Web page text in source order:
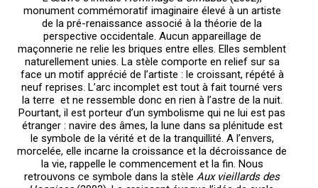
monument commémoratif imaginaire élevé à un artiste
de la pré-renaissance associé à la théorie de la
perspective occidentale. Aucun appareillage de
maçonnerie ne relie les briques entre elles. Elles semblent
naturellement unies. La stèle comporte en relief sur sa
face un motif apprécié de l’artiste : le croissant, répété à
neuf reprises. L’arc incomplet est tout à fait tourné vers
la terre et ne ressemble donc en rien à l’astre de la nuit.
Pourtant, il est porteur d’un symbolisme qui ne lui est pas
étranger : navire des âmes, la lune dans sa plénitude est
le symbole de la vérité et de la tranquillité. A l’envers,
morcelée, elle incarne la croissance et la décroissance de
la vie, rappelle le commencement et la fin. Nous
retrouvons ce symbole dans la stèle Aux vieillards des